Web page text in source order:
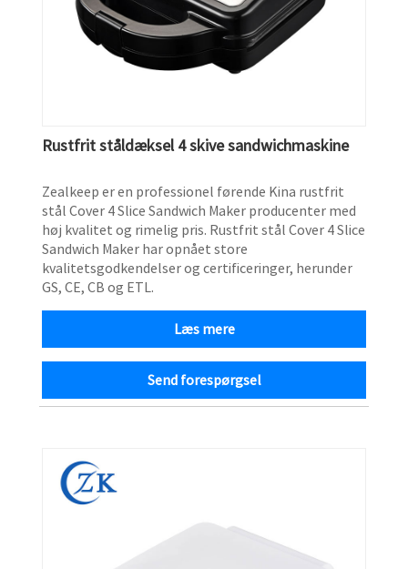
Rustfrit ståldæksel 4 skive sandwichmaskine
Zealkeep er en professionel førende Kina rustfrit
stål Cover 4 Slice Sandwich Maker producenter med
høj kvalitet og rimelig pris. Rustfrit stål Cover 4 Slice
Sandwich Maker har opnået store
kvalitetsgodkendelser og certificeringer, herunder
GS, CE, CB og ETL.
Læs mere
Send forespørgsel